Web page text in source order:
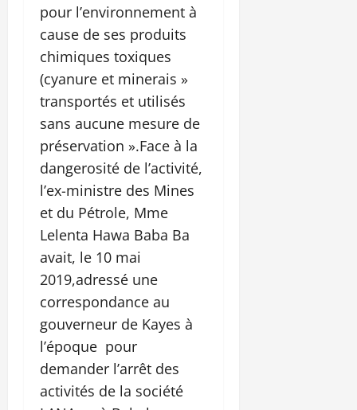
pour l’environnement à
cause de ses produits
chimiques toxiques
(cyanure et minerais »
transportés et utilisés
sans aucune mesure de
préservation ».Face à la
dangerosité de l’activité,
l’ex-ministre des Mines
et du Pétrole, Mme
Lelenta Hawa Baba Ba
avait, le 10 mai
2019,adressé une
correspondance au
gouverneur de Kayes à
l’époque pour
demander l’arrêt des
activités de la société